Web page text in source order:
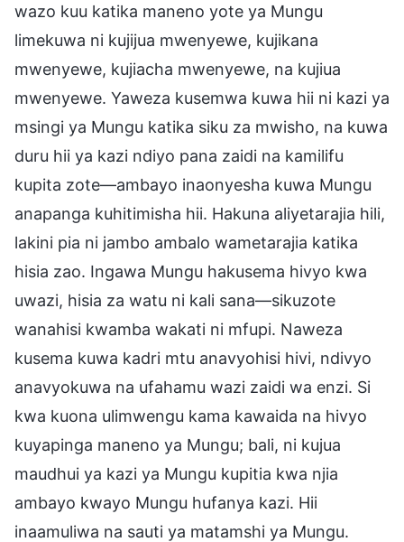
wazo kuu katika maneno yote ya Mungu
limekuwa ni kujijua mwenyewe, kujikana
mwenyewe, kujiacha mwenyewe, na kujiua
mwenyewe. Yaweza kusemwa kuwa hii ni kazi ya
msingi ya Mungu katika siku za mwisho, na kuwa
duru hii ya kazi ndiyo pana zaidi na kamilifu
kupita zote—ambayo inaonyesha kuwa Mungu
anapanga kuhitimisha hii. Hakuna aliyetarajia hili,
lakini pia ni jambo ambalo wametarajia katika
hisia zao. Ingawa Mungu hakusema hivyo kwa
uwazi, hisia za watu ni kali sana—sikuzote
wanahisi kwamba wakati ni mfupi. Naweza
kusema kuwa kadri mtu anavyohisi hivi, ndivyo
anavyokuwa na ufahamu wazi zaidi wa enzi. Si
kwa kuona ulimwengu kama kawaida na hivyo
kuyapinga maneno ya Mungu; bali, ni kujua
maudhui ya kazi ya Mungu kupitia kwa njia
ambayo kwayo Mungu hufanya kazi. Hii
inaamuliwa na sauti ya matamshi ya Mungu.